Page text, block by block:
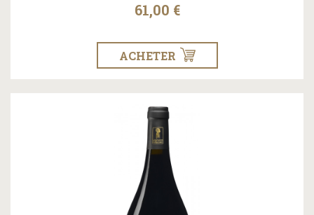
61,00 €
ACHETER